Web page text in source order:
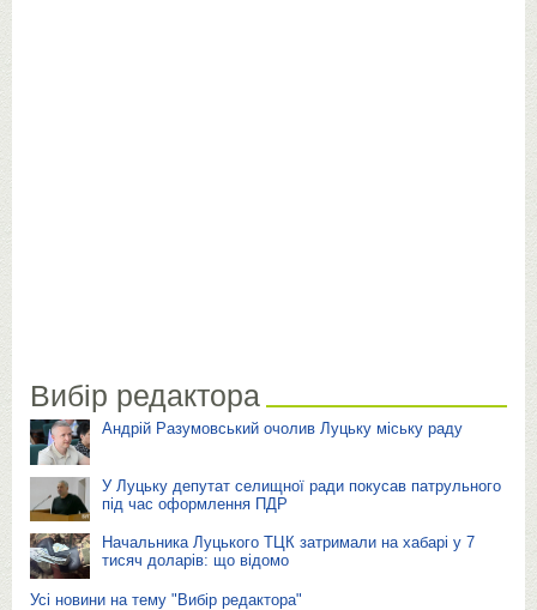
Вибір редактора
Андрій Разумовський очолив Луцьку міську раду
У Луцьку депутат селищної ради покусав патрульного
під час оформлення ПДР
Начальника Луцького ТЦК затримали на хабарі у 7
тисяч доларів: що відомо
Усі новини на тему "Вибір редактора"